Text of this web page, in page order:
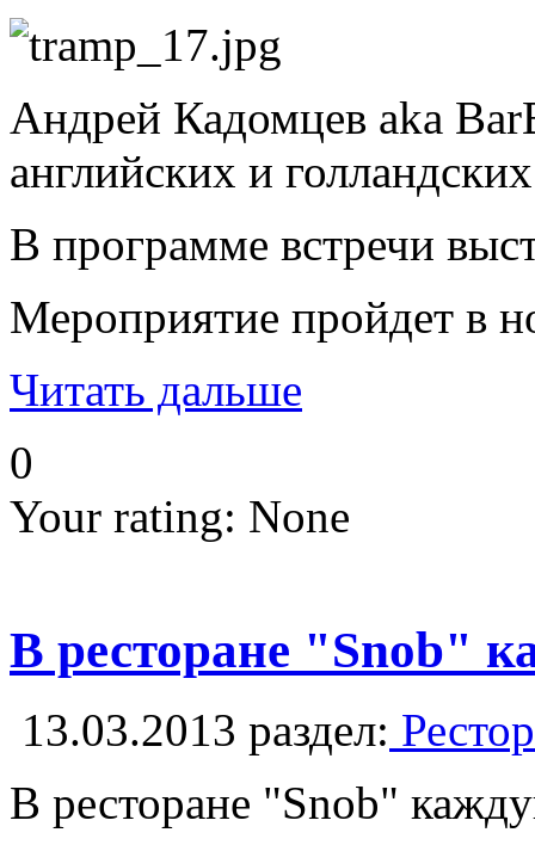
Андрей Кадомцев aka
английских и
В программе встречи
Мероприятие пройдет в
Читать дальше
0
Your rating: None
В ресторане "Snob"
13.03.2013 раздел:
В ресторане "Snob"